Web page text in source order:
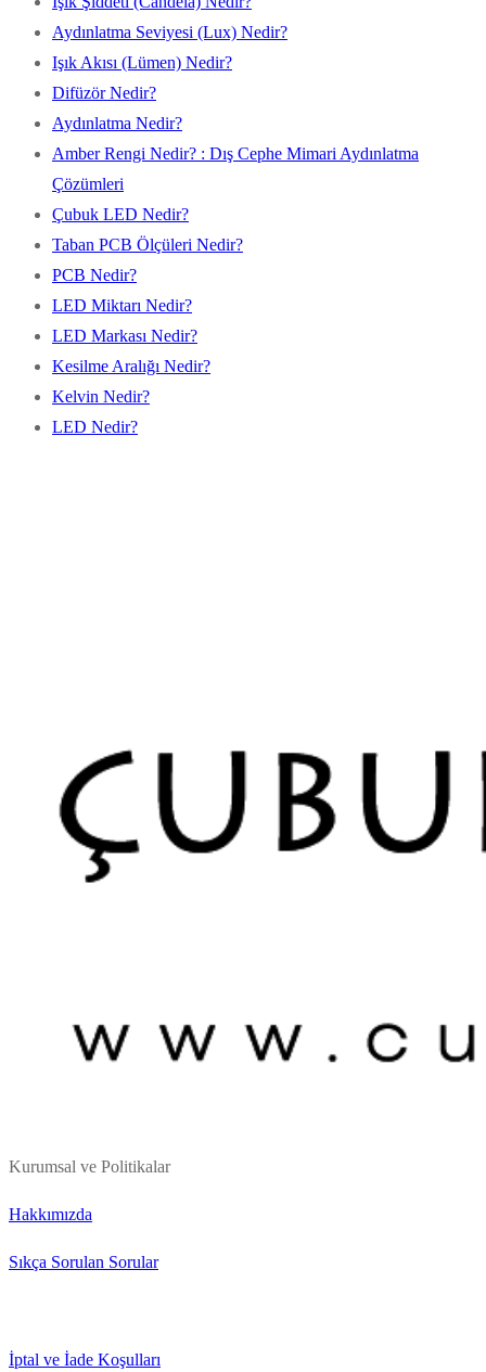
Aydınlatma Seviyesi (Lux) Nedir?
Işık Akısı (Lümen) Nedir?
Difüzör Nedir?
Aydınlatma Nedir?
Amber Rengi Nedir? : Dış Cephe Mimari Aydınlatma
Çözümleri
Çubuk LED Nedir?
Taban PCB Ölçüleri Nedir?
PCB Nedir?
LED Miktarı Nedir?
LED Markası Nedir?
Kesilme Aralığı Nedir?
Kelvin Nedir?
LED Nedir?
Kurumsal ve Politikalar
Hakkımızda
Sıkça Sorulan Sorular
İptal ve İade Koşulları